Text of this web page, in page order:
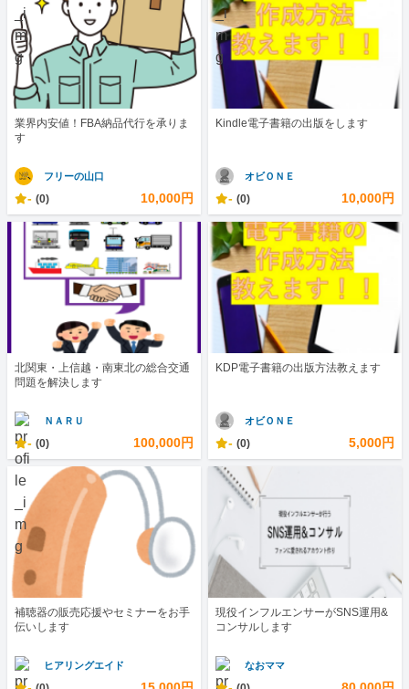
業界内安値！FBA納品代行を承りま
す
フリーの山口
- (0) 10,000円
Kindle電子書籍の出版をします
オビＯＮＥ
- (0) 10,000円
北関東・上信越・南東北の総合交通
問題を解決します
ＮＡＲＵ
- (0) 100,000円
KDP電子書籍の出版方法教えます
オビＯＮＥ
- (0) 5,000円
補聴器の販売応援やセミナーをお手
伝いします
ヒアリングエイド
現役インフルエンサーがSNS運用&
コンサルします
なおママ